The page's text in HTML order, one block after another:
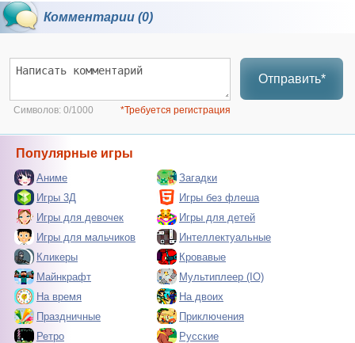
Комментарии (0)
Отправить*
Символов: 0/1000 *Требуется регистрация
Популярные игры
Аниме
Загадки
Игры 3Д
Игры без флеша
Игры для девочек
Игры для детей
Игры для мальчиков
Интеллектуальные
Кликеры
Кровавые
Майнкрафт
Мультиплеер (IO)
На время
На двоих
Праздничные
Приключения
Ретро
Русские